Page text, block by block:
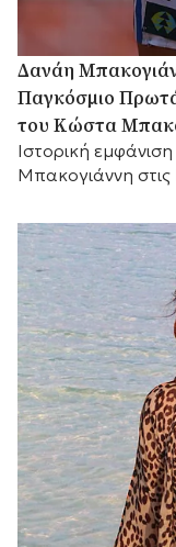
Δανάη
Παγκόσμιο
του Κώστα
Ιστορική
Μπακογιάννη στις